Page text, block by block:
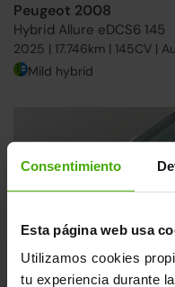
Consentimiento
Esta página web usa
Utilizamos cookies
tu experiencia durante
Peugeot 2008
Hybrid Allure eDCS6 145
2025 | 17.746km | 145CV |
Mild hybrid